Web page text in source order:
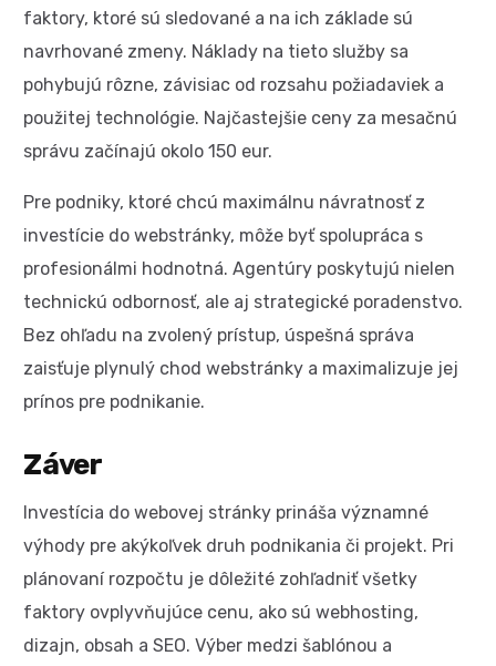
faktory, ktoré sú sledované a na ich základe sú
navrhované zmeny. Náklady na tieto služby sa
pohybujú rôzne, závisiac od rozsahu požiadaviek a
použitej technológie. Najčastejšie ceny za mesačnú
správu začínajú okolo 150 eur.
Pre podniky, ktoré chcú maximálnu návratnosť z
investície do webstránky, môže byť spolupráca s
profesionálmi hodnotná. Agentúry poskytujú nielen
technickú odbornosť, ale aj strategické poradenstvo.
Bez ohľadu na zvolený prístup, úspešná správa
zaisťuje plynulý chod webstránky a maximalizuje jej
prínos pre podnikanie.
Záver
Investícia do webovej stránky prináša významné
výhody pre akýkoľvek druh podnikania či projekt. Pri
plánovaní rozpočtu je dôležité zohľadniť všetky
faktory ovplyvňujúce cenu, ako sú webhosting,
dizajn, obsah a SEO. Výber medzi šablónou a